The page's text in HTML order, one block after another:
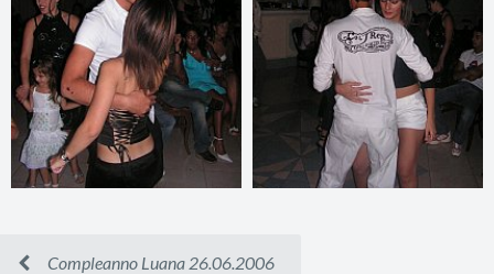
Compleanno Luana 26.06.2006